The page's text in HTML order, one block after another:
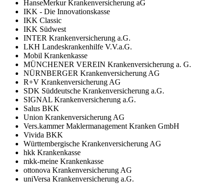
HanseMerkur Krankenversicherung aG
IKK - Die Innovationskasse
IKK Classic
IKK Südwest
INTER Krankenversicherung a.G.
LKH Landeskrankenhilfe V.V.a.G.
Mobil Krankenkasse
MÜNCHENER VEREIN Krankenversicherung a. G.
NÜRNBERGER Krankenversicherung AG
R+V Krankenversicherung AG
SDK Süddeutsche Krankenversicherung a.G.
SIGNAL Krankenversicherung a.G.
Salus BKK
Union Krankenversicherung AG
Vers.kammer Maklermanagement Kranken GmbH
Vivida BKK
Württembergische Krankenversicherung AG
hkk Krankenkasse
mkk-meine Krankenkasse
ottonova Krankenversicherung AG
uniVersa Krankenversicherung a.G.